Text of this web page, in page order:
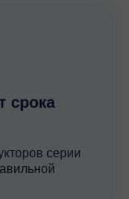
срока
серии